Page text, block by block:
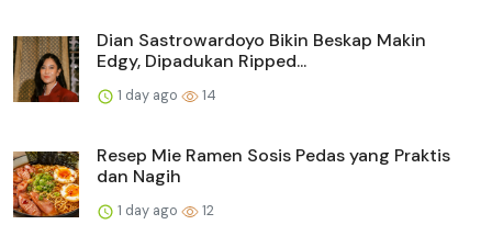
Dian Sastrowardoyo Bikin Beskap Makin
Edgy, Dipadukan Ripped...
1 day ago 14
Resep Mie Ramen Sosis Pedas yang Praktis
dan Nagih
1 day ago 12